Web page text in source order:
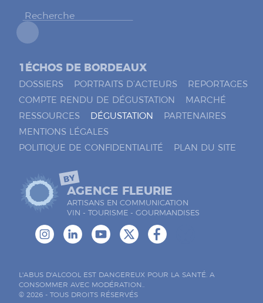
1ÉCHOS DE BORDEAUX
DOSSIERS PORTRAITS D’ACTEURS
REPORTAGES
COMPTE RENDU DE DÉGUSTATION
MARCHÉ
RESSOURCES
DÉGUSTATION
PARTENAIRES
MENTIONS LÉGALES
POLITIQUE DE CONFIDENTIALITÉ
PLAN DU SITE
BY
AGENCE FLEURIE
ARTISANS EN COMMUNICATION
VIN - TOURISME - GOURMANDISES
L'ABUS D'ALCOOL EST DANGEREUX POUR LA SANTÉ. A
CONSOMMER AVEC MODÉRATION..
© 2026 - TOUS DROITS RÉSERVÉS